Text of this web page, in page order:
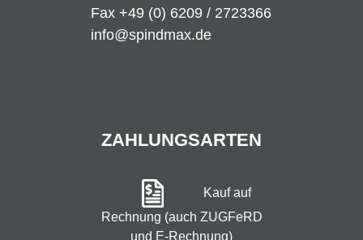
Fax +49 (0) 6209 / 2723366
info@spindmax.de
ZAHLUNGSARTEN
Kauf auf
Rechnung (auch ZUGFeRD
und E-Rechnung)